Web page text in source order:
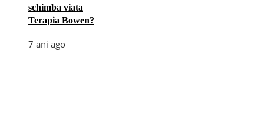
schimba viata
Terapia Bowen?
7 ani ago